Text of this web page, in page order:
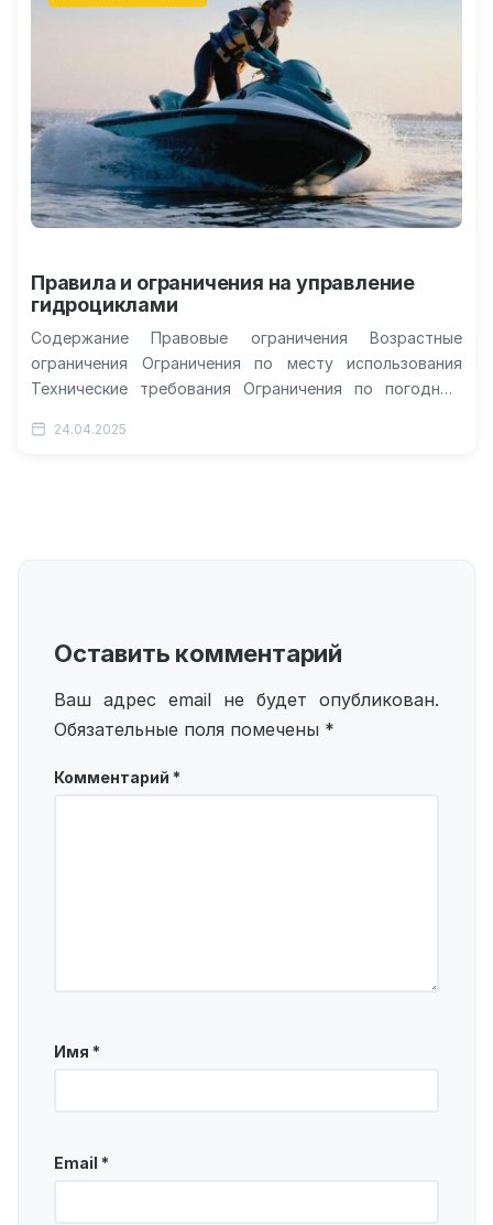
Правила и ограничения на управление
гидроциклами
Содержание Правовые ограничения Возрастные
ограничения Ограничения по месту использования
Технические требования Ограничения по погодным
ограничения Ограничения по перевозке Временные
24.04.2025
Оставить комментарий
Ваш адрес email не будет опубликован.
Обязательные поля помечены *
Комментарий *
Имя *
Email *